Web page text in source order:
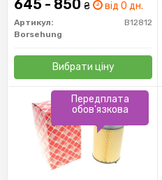
645 - 850 ₴ від 0 дн.
Артикул:
B12812
Borsehung
Вибрати ціну
Передплата
обов'язкова